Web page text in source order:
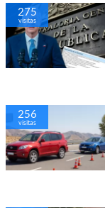
275
visitas
256
visitas